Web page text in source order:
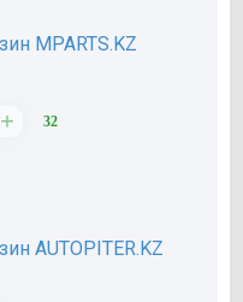
MPARTS.KZ
+ 32
AUTOPITER.KZ